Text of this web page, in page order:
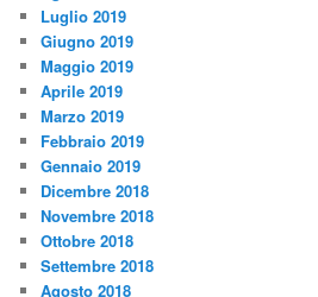
Luglio 2019
Giugno 2019
Maggio 2019
Aprile 2019
Marzo 2019
Febbraio 2019
Gennaio 2019
Dicembre 2018
Novembre 2018
Ottobre 2018
Settembre 2018
Agosto 2018